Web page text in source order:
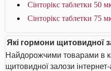
Сінторікс таблетки 50
Сінторікс таблетки 75
Які гормони щитовидної
Найдорожчими товарами в
щитовидної залози